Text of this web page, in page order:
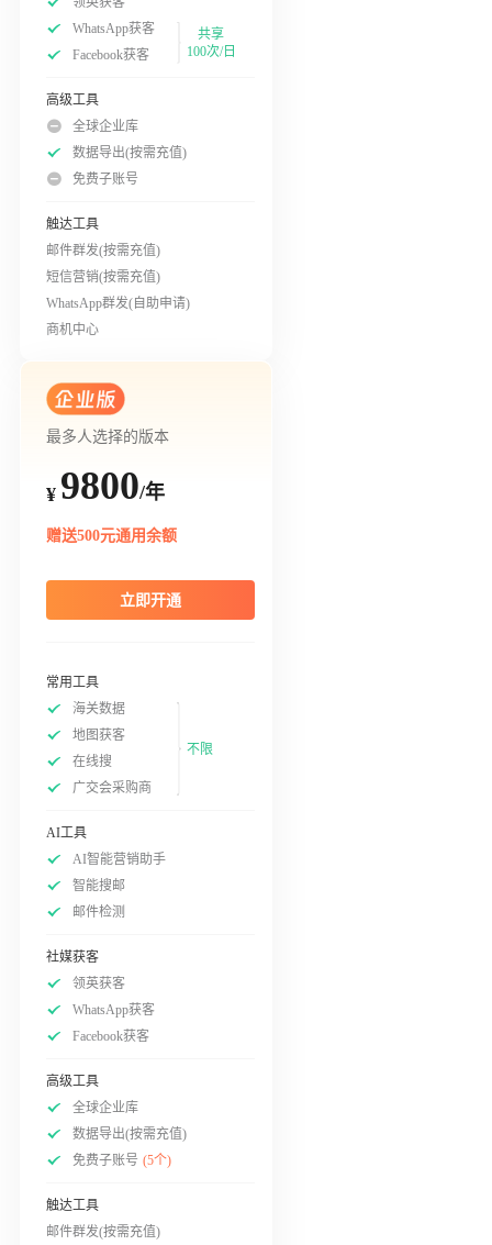
WhatsApp获客
Facebook获客
共享
100次/日
高级工具
全球企业库
数据导出(按需充值)
免费子账号
触达工具
邮件群发(按需充值)
短信营销(按需充值)
WhatsApp群发(自助申请)
商机中心
最多人选择的版本
¥ 9800/年
赠送500元通用余额
立即开通
常用工具
海关数据
地图获客
在线搜
广交会采购商
不限
AI工具
AI智能营销助手
智能搜邮
邮件检测
社媒获客
领英获客
WhatsApp获客
Facebook获客
高级工具
全球企业库
数据导出(按需充值)
免费子账号 (5个)
触达工具
邮件群发(按需充值)